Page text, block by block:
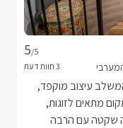
5/5
עיצוב מוקפד,
מתאים לזוגות,
שקטה עם הרבה